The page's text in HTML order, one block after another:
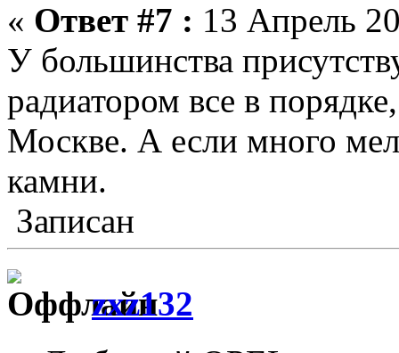
« Ответ #7 : 13 Апрель
У большинства
радиатором все в
Москве. А если много
камни.
Записан
zxz132